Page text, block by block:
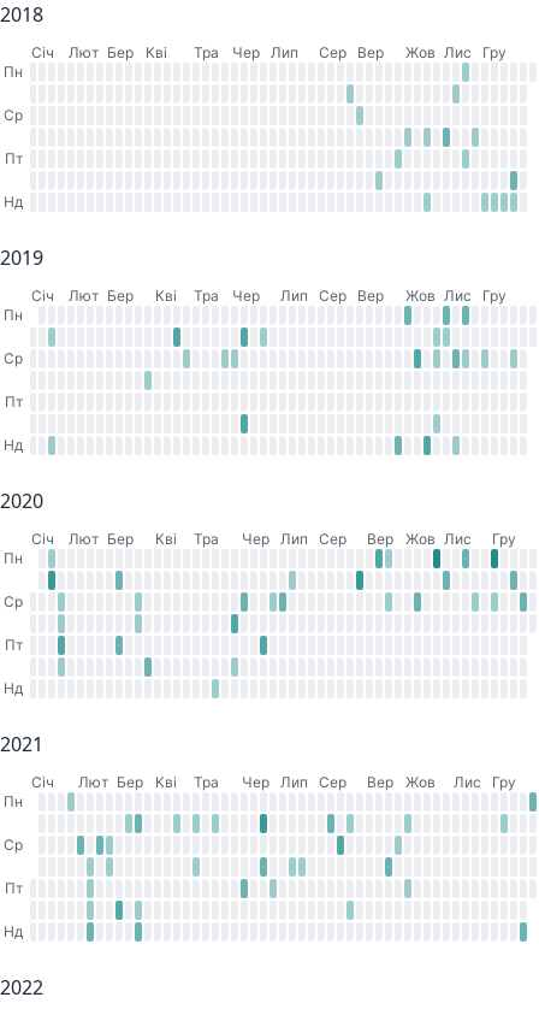
2018
Cіч Лют Бер Кві Тра Чер Лип Сер Вер Жов Лис
Гру
Пн
Ср
Пт
Нд
2019
Cіч Лют Бер Кві Тра Чер Лип Сер Вер Жов Лис
Гру
Пн
Ср
Пт
Нд
2020
Cіч Лют Бер Кві Тра Чер Лип Сер Вер Жов Лис
Гру
Пн
Ср
Пт
Нд
2021
Cіч Лют Бер Кві Тра Чер Лип Сер Вер Жов Лис
Гру
Пн
Ср
Пт
Нд
2022